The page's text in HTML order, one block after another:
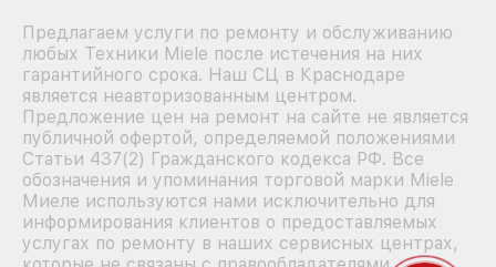
Предлагаем услуги по ремонту и обслуживанию
любых Техники Miele после истечения на них
гарантийного срока. Наш СЦ в Краснодаре
является неавторизованным центром.
Предложение цен на ремонт на сайте не является
публичной офертой, определяемой положениями
Статьи 437(2) Гражданского кодекса РФ. Все
обозначения и упоминания торговой марки Miele
Миеле используются нами исключительно для
информирования клиентов о предоставляемых
услугах по ремонту в наших сервисных центрах,